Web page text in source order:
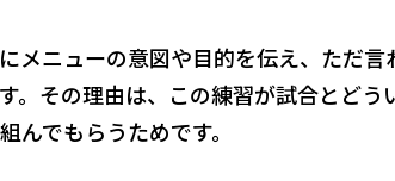
メニューの意図や目的を伝え、ただ言
。その理由は、この練習が試合とどう
でもらうためです。